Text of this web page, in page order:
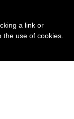
a link or
use of cookies.